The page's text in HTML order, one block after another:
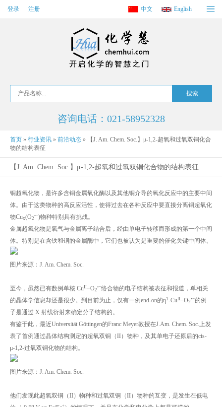
登录 注册 中文 English
咨询电话：021-58952328
首页 » 行业资讯 » 前沿动态 »
【J. Am. Chem. Soc.】μ‑1,2-超氧和过氧双铜化合
物的结构表征
【J. Am. Chem. Soc.】μ‑1,2-超氧和过氧双铜化合物的结构表征
铜超氧化物，是许多含铜金属氧化酶以及其他铜介导的氧化反应中的主要中间
体。由于这类物种的高反应活性，使得过去在各种反应中要直接分离铜超氧化
物Cux(O2
•−)物种特别具有挑战。
金属超氧化物是氧气与金属离子结合后，经由单电子转移而形成的第一个中间
体。特别是在含铁和铜的金属酶中，它们也被认为是重要的催化关键中间体。
图片来源：J. Am. Chem. Soc.
至今，虽然已有数例单核 CuII−O2
•−络合物的电子结构被表征和报道，单相关
的晶体学信息却还是很少。到目前为止，仅有一例end-on的η1 -CuII−O2
•−的例
子是通过 X 射线衍射来确定分子结构的。
有鉴于此，最近Universität Göttingen的Franc Meyer教授在J.Am. Chem. Soc.上发
表了首例通过晶体结构测定的超氧双铜（II）物种，及其单电子还原后的cis-
μ-1,2-过氧双铜化物的结构。
图片来源：J. Am. Chem. Soc.
他们发现此超氧双铜（II）物种和过氧双铜（II）物种的互变，是发生在低电
+